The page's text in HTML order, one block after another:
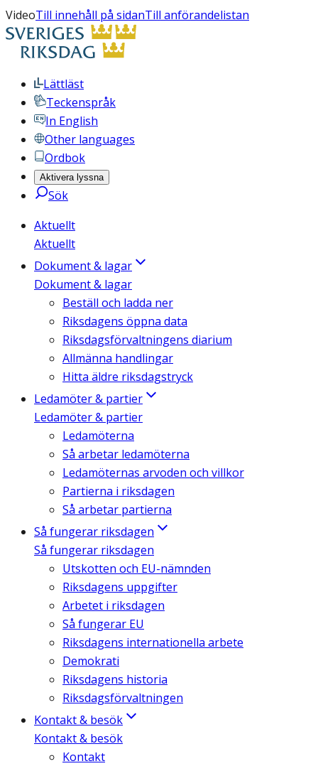
VideoTill innehåll på sidanTill anförandelistan
Lättläst
Teckenspråk
In English
Other languages
Ordbok
Aktivera lyssna
Sök
Aktuellt
Aktuellt
Dokument & lagar
Dokument & lagar
Beställ och ladda ner
Riksdagens öppna data
Riksdagsförvaltningens diarium
Allmänna handlingar
Hitta äldre riksdagstryck
Ledamöter & partier
Ledamöter & partier
Ledamöterna
Så arbetar ledamöterna
Ledamöternas arvoden och villkor
Partierna i riksdagen
Så arbetar partierna
Så fungerar riksdagen
Så fungerar riksdagen
Utskotten och EU-nämnden
Riksdagens uppgifter
Arbetet i riksdagen
Så fungerar EU
Riksdagens internationella arbete
Demokrati
Riksdagens historia
Riksdagsförvaltningen
Kontakt & besök
Kontakt & besök
Kontakt